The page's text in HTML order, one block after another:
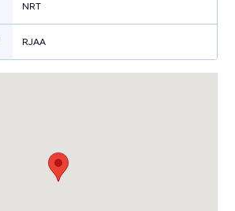
NRT
RJAA